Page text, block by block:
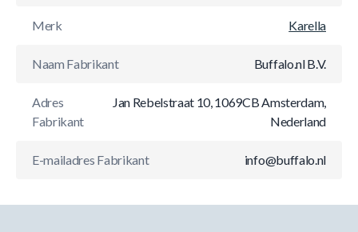
Merk Karella
Naam Fabrikant Buffalo.nl B.V.
Adres
Fabrikant
Jan Rebelstraat 10, 1069CB Amsterdam,
Nederland
E-mailadres Fabrikant info@buffalo.nl